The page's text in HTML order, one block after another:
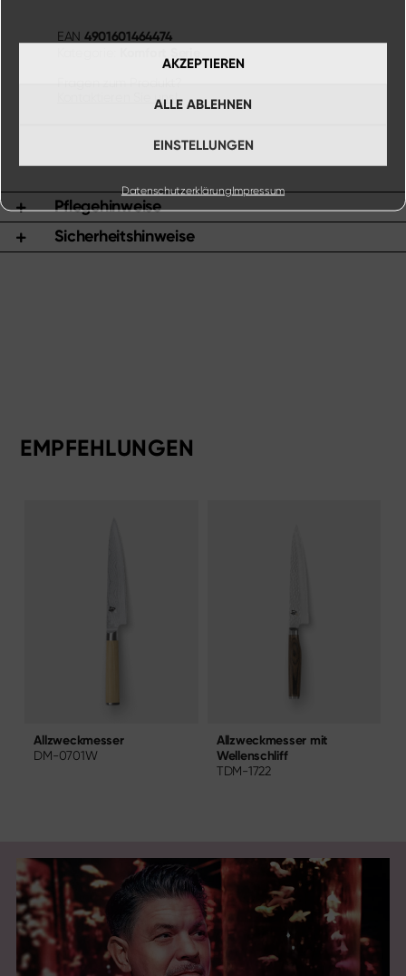
AKZEPTIEREN
ALLE ABLEHNEN
EINSTELLUNGEN
DatenschutzerklärungImpressum
EAN 4901601464474
Kontaktieren Sie uns!
Pflegehinweise
Sicherheitshinweise
EMPFEHLUNGEN
Allzweckmesser
DM-0701W
Allzweckmesser mit
Wellenschliff
TDM-1722